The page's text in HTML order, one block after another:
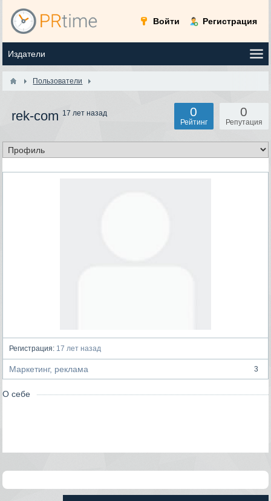
Войти Регистрация
Пользователи
rek-com 17 лет назад 0
Репутация
0
Рейтинг
Регистрация: 17 лет назад
Маркетинг, реклама 3
О себе